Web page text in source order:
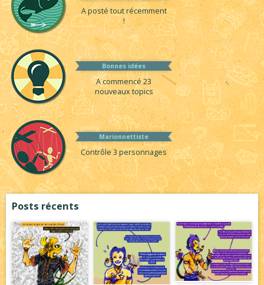
A posté tout récemment
!
Bonnes idées
A commencé 23
nouveaux topics
Marionnettiste
Contrôle 3 personnages
Posts récents